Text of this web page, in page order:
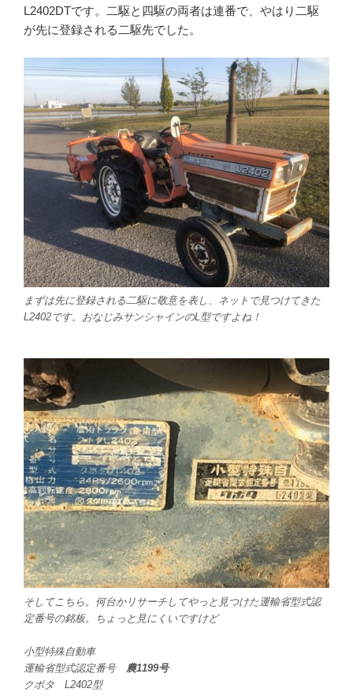
L2402DTです。二駆と四駆の両者は連番で、やはり二駆
が先に登録される二駆先でした。
まずは先に登録される二駆に敬意を表し、ネットで見つけてきた
L2402です。おなじみサンシャインのL型ですよね！
そしてこちら。何台かリサーチしてやっと見つけた運輸省型式認
定番号の銘板。ちょっと見にくいですけど
小型特殊自動車
運輸省型式認定番号 農1199号
クボタ L2402型